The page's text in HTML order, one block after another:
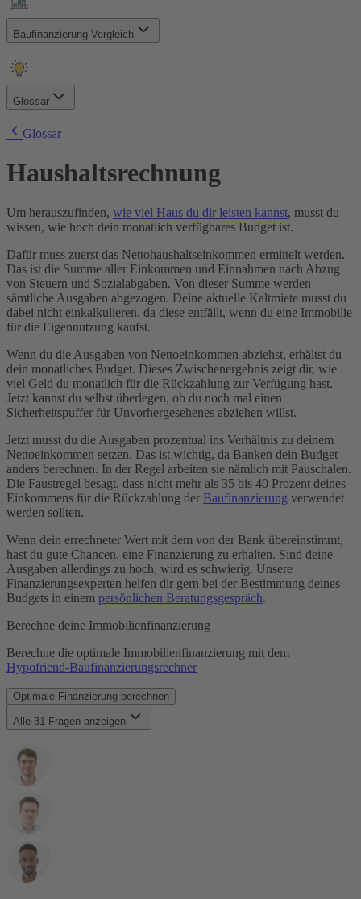
Wie schnell sollte ich meine Baufinanzierung zurückzahlen?
Kann ich zusätzliche Zahlungen nutzen, um meine
Baufinanzierung schneller zurückzuzahlen?
beachten?
Was muss ich wissen, wenn ich plane, mein Haus innerhalb
Was ist die SCHUFA und der SCHUFA-Score?
Wie wirkt sich mein SCHUFA-Score auf meine
Baufinanzierung aus?
Kann ich bei mehreren Banken gleichzeitig eine
Baufinanzierung beantragen?
Was passiert, wenn sich mein Neubauprojekt verzögert?
Kann ich ohne meinen Partner eine Baufinanzierung
beantragen?
Kaufvertrag aufnehmen?
Baufinanzierung Vergleich
Glossar
Annuitätendarlehen
Anschlussfinanzierung
Bausparvertrag
Beleihungswert
Bereitstellungszinsen
Grundbuch
Grunderwerbsteuer
Grundschuld
Grundsteuer
Haushaltsrechnung
Immobilienfinanzierung
Kaufnebenkosten
KfW-Förderung
Laufzeit
Maklergebühr
Monatsrate
Notar & Beurkundung
Notarkosten
Notwendige Unterlagen
Restschuld
SCHUFA
Sondertilgung
Tilgung
Volltilgerdarlehen
Vorfälligkeitsentschädigung
Zinsbindungsfrist
Zinszahlungsdarlehen
Glossar
Haushaltsrechnung
Um herauszufinden, wie viel Haus du dir leisten kannst, musst du
wissen, wie hoch dein monatlich verfügbares Budget ist.
Dafür muss zuerst das Nettohaushaltseinkommen ermittelt werden.
Das ist die Summe aller Einkommen und Einnahmen nach Abzug
von Steuern und Sozialabgaben. Von dieser Summe werden
sämtliche Ausgaben abgezogen. Deine aktuelle Kaltmiete musst du
dabei nicht einkalkulieren, da diese entfällt, wenn du eine Immobilie
für die Eigennutzung kaufst.
Wenn du die Ausgaben von Nettoeinkommen abziehst, erhältst du
dein monatliches Budget. Dieses Zwischenergebnis zeigt dir, wie
viel Geld du monatlich für die Rückzahlung zur Verfügung hast.
Jetzt kannst du selbst überlegen, ob du noch mal einen
Sicherheitspuffer für Unvorhergesehenes abziehen willst.
Jetzt musst du die Ausgaben prozentual ins Verhältnis zu deinem
Nettoeinkommen setzen. Das ist wichtig, da Banken dein Budget
anders berechnen. In der Regel arbeiten sie nämlich mit Pauschalen.
Die Faustregel besagt, dass nicht mehr als 35 bis 40 Prozent deines
Einkommens für die Rückzahlung der Baufinanzierung verwendet
werden sollten.
Wenn dein errechneter Wert mit dem von der Bank übereinstimmt,
hast du gute Chancen, eine Finanzierung zu erhalten. Sind deine
Ausgaben allerdings zu hoch, wird es schwierig. Unsere
Finanzierungsexperten helfen dir gern bei der Bestimmung deines
Budgets in einem persönlichen Beratungsgespräch.
Berechne deine Immobilienfinanzierung
Berechne die optimale Immobilienfinanzierung mit dem
Hypofriend-Baufinanzierungsrechner
Optimale Finanzierung berechnen
Alle 31 Fragen anzeigen